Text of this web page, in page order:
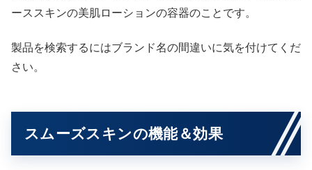
ーススキンの美肌ローションの容器のことです。
製品を検索するにはブランド名の間違いに気を付けてくだ
さい。
スムーズスキンの機能＆効果